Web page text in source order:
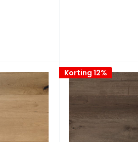
Korting 12%